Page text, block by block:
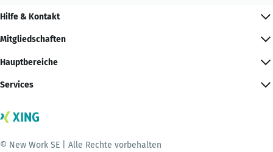
Hilfe & Kontakt
Mitgliedschaften
Hauptbereiche
Services
© New Work SE | Alle Rechte vorbehalten